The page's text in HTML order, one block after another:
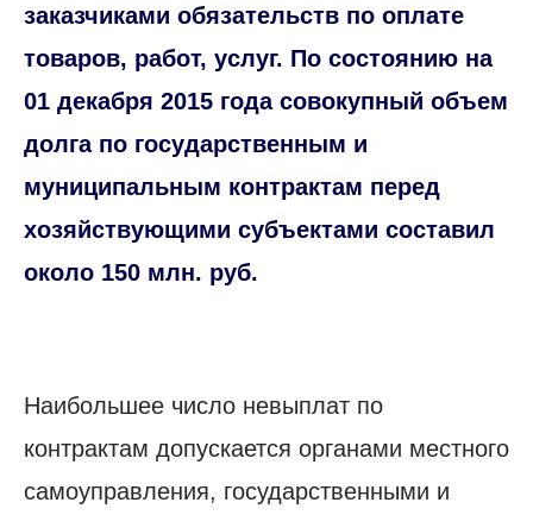
заказчиками обязательств по оплате
товаров, работ, услуг. По состоянию на
01 декабря 2015 года совокупный объем
долга по государственным и
муниципальным контрактам перед
хозяйствующими субъектами составил
около 150 млн. руб.
Наибольшее число невыплат по
контрактам допускается органами местного
самоуправления, государственными и